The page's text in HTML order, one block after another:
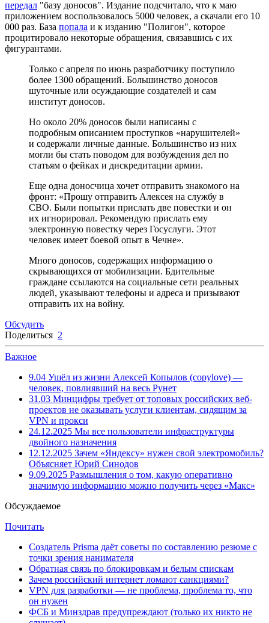
передал "базу доносов". Издание подсчитало, что к маю
приложением воспользовалось 5000 человек, а скачали его 10
000 раз. База попала и к изданию "Полигон", которое
процитировало некоторые обращения, связавшись с их
фигурантами.
Только с апреля по июнь разработчику поступило
более 1300 обращений. Большинство доносов
шуточные или осуждающие создателей и сам
институт доносов.
Но около 20% доносов были написаны с
подробным описанием проступков «нарушителей»
и содержали личные данные. Большинство из них
могли бы стать поводом для возбуждения дел по
статьям о фейках и дискредитации армии.
Еще одна доносчица хочет отправить знакомого на
фронт: «Прошу отправить Алексея на службу в
СВО. Были попытки прислать две повестки и он
их игнорировал. Рекомендую прислать ему
электронную повестку через Госуслуги. Этот
человек имеет боевой опыт в Чечне».
Много доносов, содержащих информацию о
скрывающихся от мобилизации. Бдительные
граждане ссылаются на социальные сети реальных
людей, указывают телефоны и адреса и призывают
отправить их на войну.
Обсудить
Поделиться 2
Важное
9.04 Ушёл из жизни Алексей Копылов (copylove) —
человек, повлиявший на весь Рунет
31.03 Минцифры требует от топовых российских веб-
проектов не оказывать услуги клиентам, сидящим за
VPN и прокси
24.12.2025 Мы все пользователи инфраструктуры
двойного назначения
12.12.2025 Зачем «Яндексу» нужен свой электромобиль?
Объясняет Юрий Синодов
9.09.2025 Размышления о том, какую оперативно
значимую информацию можно получить через «Макс»
Обсуждаемое
Почитать
Создатель Prisma даёт советы по составлению резюме с
точки зрения нанимателя
Обратная связь по блокировкам и белым спискам
Зачем российский интернет ломают санкциями?
VPN для разработки — не проблема, проблема то, что
он нужен
ФСБ и Минздрав предупреждают (только их никто не